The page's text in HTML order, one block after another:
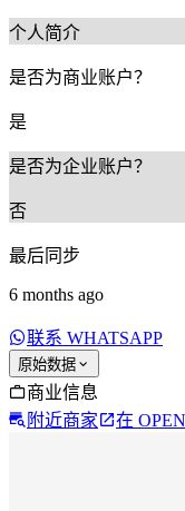
个人简介
是否为商业账户？
是
是否为企业账户？
否
最后同步
6 months ago
联系 WHATSAPP
原始数据
商业信息
附近商家
在